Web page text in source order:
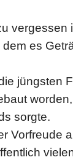
vergessen
es
jüngsten
sorgte.
Vorfreude